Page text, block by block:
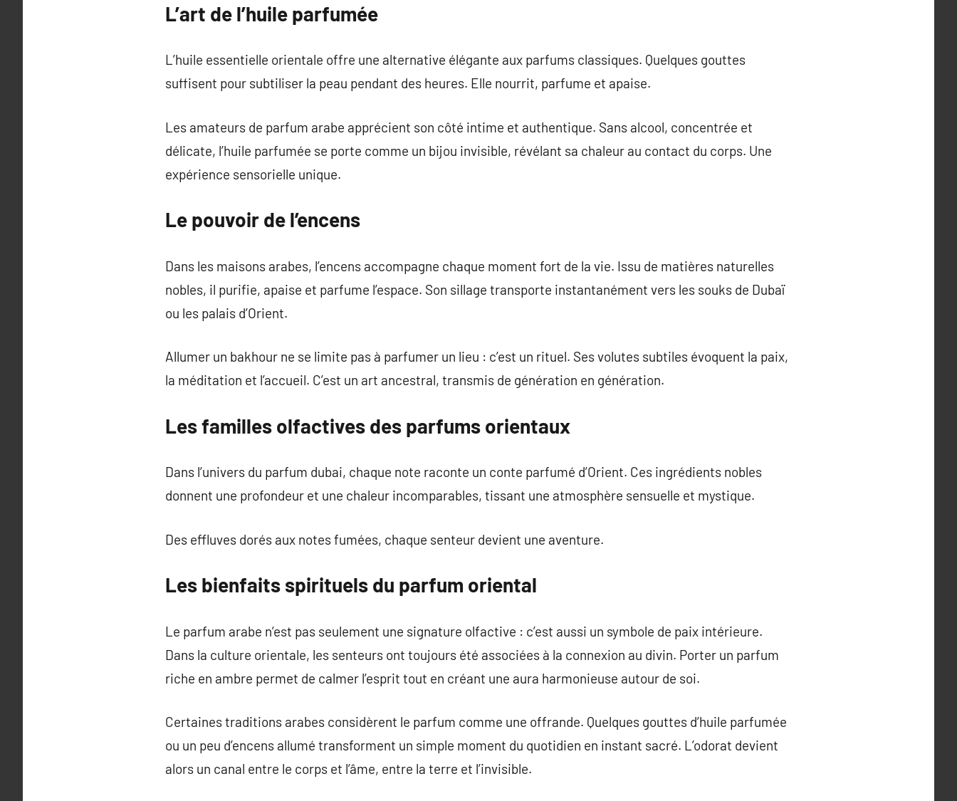
L’art de l’huile parfumée
L’huile essentielle orientale offre une alternative élégante aux parfums classiques. Quelques gouttes
suffisent pour subtiliser la peau pendant des heures. Elle nourrit, parfume et apaise.
Les amateurs de parfum arabe apprécient son côté intime et authentique. Sans alcool, concentrée et
délicate, l’huile parfumée se porte comme un bijou invisible, révélant sa chaleur au contact du corps. Une
expérience sensorielle unique.
Le pouvoir de l’encens
Dans les maisons arabes, l’encens accompagne chaque moment fort de la vie. Issu de matières naturelles
nobles, il purifie, apaise et parfume l’espace. Son sillage transporte instantanément vers les souks de Dubaï
ou les palais d’Orient.
Allumer un bakhour ne se limite pas à parfumer un lieu : c’est un rituel. Ses volutes subtiles évoquent la paix,
la méditation et l’accueil. C’est un art ancestral, transmis de génération en génération.
Les familles olfactives des parfums orientaux
Dans l’univers du parfum dubai, chaque note raconte un conte parfumé d’Orient. Ces ingrédients nobles
donnent une profondeur et une chaleur incomparables, tissant une atmosphère sensuelle et mystique.
Des effluves dorés aux notes fumées, chaque senteur devient une aventure.
Les bienfaits spirituels du parfum oriental
Le parfum arabe n’est pas seulement une signature olfactive : c’est aussi un symbole de paix intérieure.
Dans la culture orientale, les senteurs ont toujours été associées à la connexion au divin. Porter un parfum
riche en ambre permet de calmer l’esprit tout en créant une aura harmonieuse autour de soi.
Certaines traditions arabes considèrent le parfum comme une offrande. Quelques gouttes d’huile parfumée
ou un peu d’encens allumé transforment un simple moment du quotidien en instant sacré. L’odorat devient
alors un canal entre le corps et l’âme, entre la terre et l’invisible.